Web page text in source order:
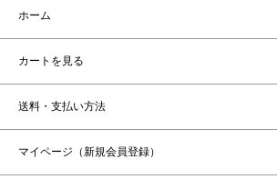
ホーム
カートを見る
送料・支払い方法
マイページ（新規会員登録）